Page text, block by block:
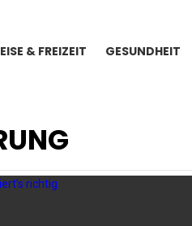
& FREIZEIT GESUNDHEIT